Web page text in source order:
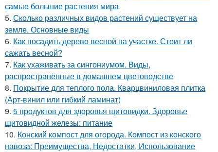
самые большие растения мира
5. Сколько различных видов растений существует на
земле. Основные виды
6. Как посадить дерево весной на участке. Стоит ли
сажать весной?
7. Как ухаживать за сингониумом. Виды,
распространённые в домашнем цветоводстве
8. Покрытие для теплого пола. Кварцвиниловая плитка
(Арт-винил или гибкий ламинат)
9. 5 продуктов для здоровья щитовидки. Здоровье
щитовидной железы: питание
10. Конский компост для огорода. Компост из конского
навоза: Преимущества, Недостатки, Использование